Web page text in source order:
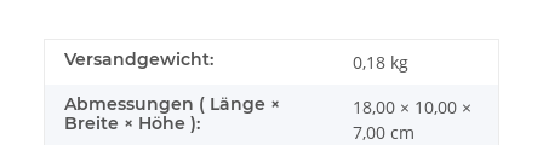
Versandgewicht: 0,18 kg
Abmessungen ( Länge ×
Breite × Höhe ):
18,00 × 10,00 ×
7,00 cm